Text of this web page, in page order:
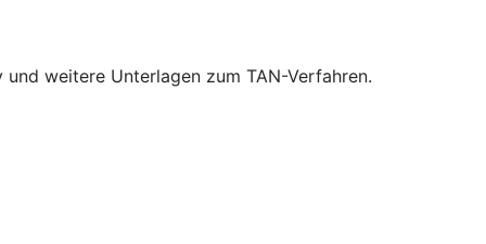
weitere Unterlagen zum TAN-Verfahren.